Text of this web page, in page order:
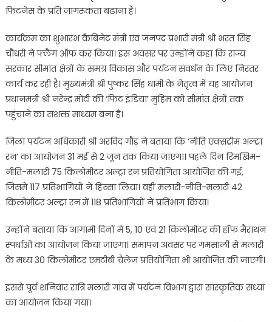
फिटनेस के प्रति जागरूकता बढ़ाना है।
कार्यक्रम का शुभारंभ कैबिनेट मंत्री एवं जनपद प्रभारी मंत्री श्री भरत सिंह
चौधरी ने फ्लैग ऑफ कर किया। इस अवसर पर उन्होंने कहा कि राज्य
सरकार सीमांत क्षेत्रों के समग्र विकास और पर्यटन संवर्धन के लिए निरंतर
कार्य कर रही है। मुख्यमंत्री श्री पुष्कर सिंह धामी के नेतृत्व में यह आयोजन
प्रधानमंत्री श्री नरेन्द्र मोदी की ‘फिट इंडिया’ मुहिम को सीमांत क्षेत्रों तक
पहुंचाने का सशक्त माध्यम बना है।
जिला पर्यटन अधिकारी श्री अरविंद गौड़ ने बताया कि ‘नीति एक्सट्रीम अल्ट्रा
रन’ का आयोजन 31 मई से 2 जून तक किया जाएगा। पहले दिन रिमखिम-
नीति-मलारी 75 किलोमीटर अल्ट्रा रन प्रतियोगिता आयोजित की गई,
जिसमें 117 प्रतिभागियों ने हिस्सा लिया। वहीं मलारी-नीति-मलारी 42
किलोमीटर अल्ट्रा रन में 118 प्रतिभागियों ने प्रतिभाग किया।
उन्होंने बताया कि आगामी दिनों में 5, 10 एवं 21 किलोमीटर की हॉफ मैराथन
स्पर्धाओं का आयोजन किया जाएगा। समापन अवसर पर गमसाली से मलारी
के मध्य 30 किलोमीटर एमटीबी चैलेंज प्रतियोगिता भी आयोजित की जाएगी।
इससे पूर्व शनिवार रात्रि मलारी गांव में पर्यटन विभाग द्वारा सांस्कृतिक संध्या
का आयोजन किया गया।